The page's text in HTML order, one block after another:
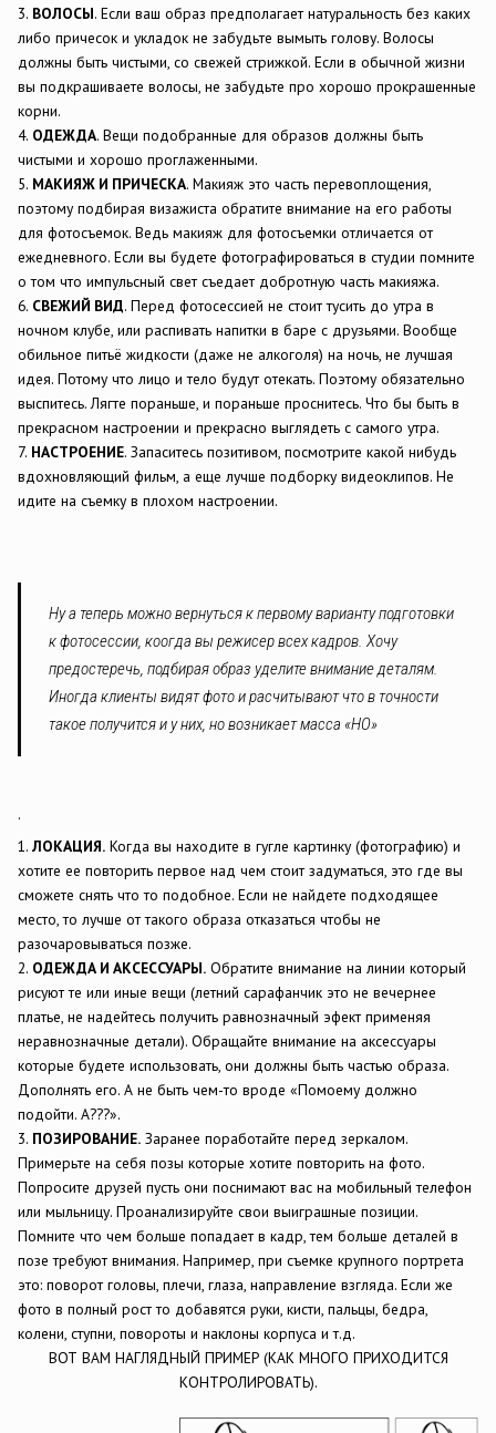
3. ВОЛОСЫ. Если ваш образ предполагает натуральность без каких
либо причесок и укладок не забудьте вымыть голову. Волосы
должны быть чистыми, со свежей стрижкой. Если в обычной жизни
вы подкрашиваете волосы, не забудьте про хорошо прокрашенные
корни.
4. ОДЕЖДА. Вещи подобранные для образов должны быть
чистыми и хорошо проглаженными.
5. МАКИЯЖ И ПРИЧЕСКА. Макияж это часть перевоплощения,
поэтому подбирая визажиста обратите внимание на его работы
для фотосъемок. Ведь макияж для фотосъемки отличается от
ежедневного. Если вы будете фотографироваться в студии помните
о том что импульсный свет съедает добротную часть макияжа.
6. СВЕЖИЙ ВИД. Перед фотосессией не стоит тусить до утра в
ночном клубе, или распивать напитки в баре с друзьями. Вообще
обильное питьё жидкости (даже не алкоголя) на ночь, не лучшая
идея. Потому что лицо и тело будут отекать. Поэтому обязательно
выспитесь. Лягте пораньше, и пораньше проснитесь. Что бы быть в
прекрасном настроении и прекрасно выглядеть с самого утра.
7. НАСТРОЕНИЕ. Запаситесь позитивом, посмотрите какой нибудь
вдохновляющий фильм, а еще лучше подборку видеоклипов. Не
идите на съемку в плохом настроении.
Ну а теперь можно вернуться к первому варианту подготовки
к фотосессии, коогда вы режисер всех кадров. Хочу
предостеречь, подбирая образ уделите внимание деталям.
Иногда клиенты видят фото и расчитывают что в точности
такое получится и у них, но возникает масса «НО»
.
1. ЛОКАЦИЯ.Когда вы находите в гугле картинку (фотографию) и
хотите ее повторить первое над чем стоит задуматься, это где вы
сможете снять что то подобное. Если не найдете подходящее
место, то лучше от такого образа отказаться чтобы не
разочаровываться позже.
2. ОДЕЖДА И АКСЕССУАРЫ.Обратите внимание на линии который
рисуют те или иные вещи (летний сарафанчик это не вечернее
платье, не надейтесь получить равнозначный эфект применяя
неравнозначные детали). Обращайте внимание на аксессуары
которые будете использовать, они должны быть частью образа.
Дополнять его. А не быть чем-то вроде «Помоему должно
подойти. А???».
3. ПОЗИРОВАНИЕ.Заранее поработайте перед зеркалом.
Примерьте на себя позы которые хотите повторить на фото.
Попросите друзей пусть они поснимают вас на мобильный телефон
или мыльницу. Проанализируйте свои выиграшные позиции.
Помните что чем больше попадает в кадр, тем больше деталей в
позе требуют внимания. Например, при съемке крупного портрета
это: поворот головы, плечи, глаза, направление взгляда. Если же
фото в полный рост то добавятся руки, кисти, пальцы, бедра,
колени, ступни, повороты и наклоны корпуса и т.д.
ВОТ ВАМ НАГЛЯДНЫЙ ПРИМЕР (КАК МНОГО ПРИХОДИТСЯ
КОНТРОЛИРОВАТЬ).